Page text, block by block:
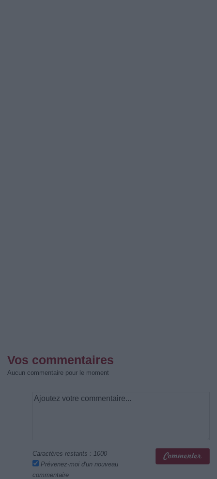
Vos commentaires
Aucun commentaire pour le moment
Caractères restants : 1000
Prévenez-moi d'un nouveau
commentaire